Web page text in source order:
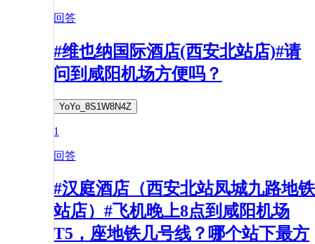
回答
#维也纳国际酒店(西安北站店)#请
问到咸阳机场方便吗？
YoYo_8S1W8N4Z
1
回答
#汉庭酒店（西安北站凤城九路地铁
站店）#飞机晚上8点到咸阳机场
T5，座地铁几号线？哪个站下最方